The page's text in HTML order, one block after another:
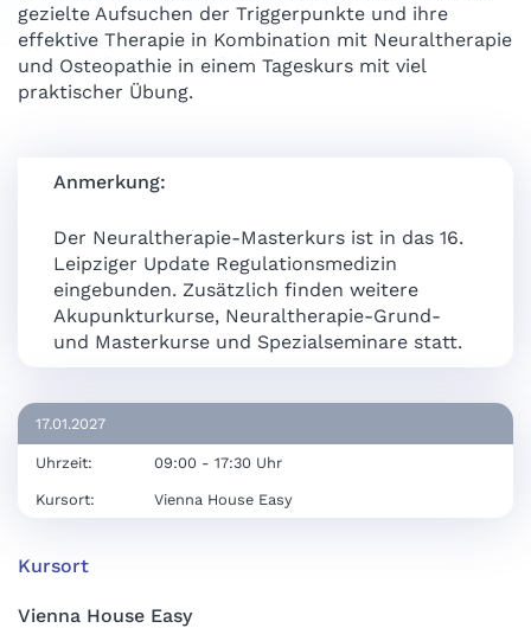
gezielte Aufsuchen der Triggerpunkte und ihre
effektive Therapie in Kombination mit Neuraltherapie
und Osteopathie in einem Tageskurs mit viel
praktischer Übung.
Anmerkung:
Der Neuraltherapie-Masterkurs ist in das 16.
Leipziger Update Regulationsmedizin
eingebunden. Zusätzlich finden weitere
Akupunkturkurse, Neuraltherapie-Grund-
und Masterkurse und Spezialseminare statt.
17.01.2027
Uhrzeit: 09:00 - 17:30 Uhr
Kursort: Vienna House Easy
Kursort
Vienna House Easy